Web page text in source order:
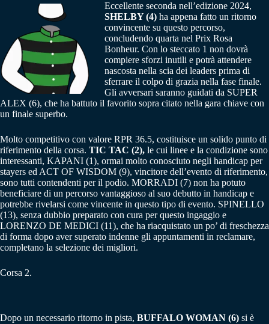
Eccellente seconda nell’edizione 2024,
SHELBY (4) ha appena fatto un ritorno
convincente su questo percorso,
concludendo quarta nel Prix Rosa
Bonheur. Con lo steccato 1 non dovrà
compiere sforzi inutili e potrà attendere
nascosta nella scia dei leaders prima di
sferrare il colpo di grazia nella fase finale.
Gli avversari saranno guidati da SUPER
ALEX (6), che ha battuto il favorito sopra citato nella gara chiave con
un finale superbo.
Molto competitivo con valore RPR 36.5, costituisce un solido punto di
riferimento della corsa. TIC TAC (2), le cui linee e la condizione sono
interessanti, KAPANI (1), ormai molto conosciuto negli handicap per
stayers ed ACT OF WISDOM (9), vincitore dell’evento di riferimento,
sono tutti contendenti per il podio. MORRADI (7) non ha potuto
beneficiare di un percorso vantaggioso al suo debutto in handicap e
potrebbe rivelarsi come vincente in questo tipo di evento. SPINELLO
(13), senza dubbio preparato con cura per questo ingaggio e
LORENZO DE MEDICI (11), che ha riacquistato un po’ di freschezza
di forma dopo aver superato indenne gli appuntamenti in reclamare,
completano la selezione dei migliori.
Corsa 2.
Dopo un necessario ritorno in pista, BUFFALO WOMAN (6) si è